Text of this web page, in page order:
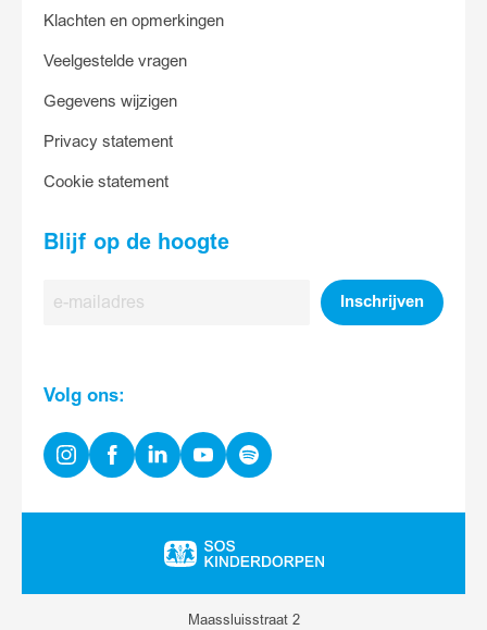
Klachten en opmerkingen
Veelgestelde vragen
Gegevens wijzigen
Privacy statement
Cookie statement
Blijf op de hoogte
E-
Inschrijven
Volg ons:
InstagramFacebookLinkedinYoutubeSpotify
Ga
naar
homepage
Maassluisstraat 2